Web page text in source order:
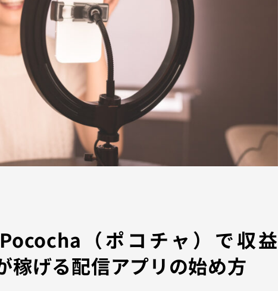
（ポコチャ）で収益
稼げる配信アプリの始め方